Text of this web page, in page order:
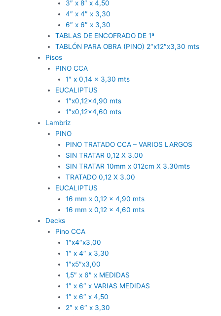
3″ x 8″ x 4,50
4″ x 4″ x 3,30
6″ x 6″ x 3,30
TABLAS DE ENCOFRADO DE 1ª
TABLÓN PARA OBRA (PINO) 2″x12″x3,30 mts
Pisos
PINO CCA
1″ x 0,14 x 3,30 mts
EUCALIPTUS
1″x0,12×4,90 mts
1″x0,12×4,60 mts
Lambriz
PINO
PINO TRATADO CCA – VARIOS LARGOS
SIN TRATAR 0,12 X 3.00
SIN TRATAR 10mm x 012cm X 3.30mts
TRATADO 0,12 X 3.00
EUCALIPTUS
16 mm x 0,12 x 4,90 mts
16 mm x 0,12 x 4,60 mts
Decks
Pino CCA
1″x4″x3,00
1″ x 4″ x 3,30
1″x5″x3,00
1,5″ x 6″ x MEDIDAS
1″ x 6″ x VARIAS MEDIDAS
1″ x 6″ x 4,50
2″ x 6″ x 3,30